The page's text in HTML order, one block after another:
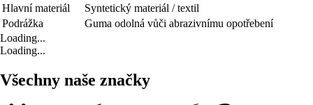
Hlavní materiál
Syntetický materiál / textil
Podrážka
Guma odolná vůči abrazivnímu opotřebení
Loading...
Loading...
Všechny naše značky